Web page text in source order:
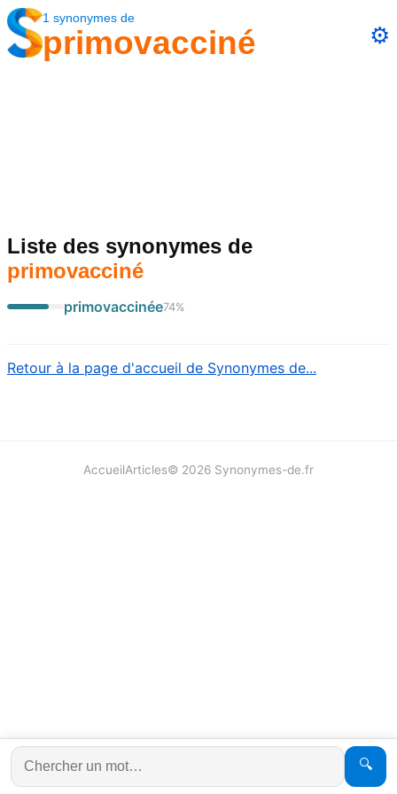
1 synonymes de
primovacciné ⚙️
Liste des synonymes de
primovacciné
primovaccinée74%
Retour à la page d'accueil de Synonymes de...
🔍
AccueilArticles© 2026 Synonymes-de.fr